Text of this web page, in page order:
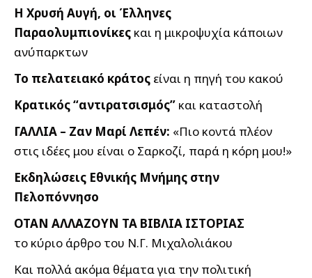
Η Χρυσή Αυγή, οι Έλληνες
Παραολυμπιονίκες και η μικροψυχία κάποιων
ανύπαρκτων
Το πελατειακό κράτος είναι η πηγή του κακού
Κρατικός “αντιρατσισμός” και καταστολή
ΓΑΛΛΙΑ – Ζαν Μαρί Λεπέν: «Πιο κοντά πλέον
στις ιδέες μου είναι ο Σαρκοζί, παρά η κόρη μου!»
Eκδηλώσεις Εθνικής Μνήμης στην
Πελοπόννησο
ΟΤΑΝ ΑΛΛΑΖΟΥΝ ΤΑ ΒΙΒΛΙΑ ΙΣΤΟΡΙΑΣ
το κύριο άρθρο του Ν.Γ. Μιχαλολιάκου
Και πολλά ακόμα θέματα για την πολιτική